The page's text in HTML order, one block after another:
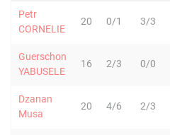
Petr
CORNELIE
20 0/1 3/3
Guerschon
YABUSELE
16 2/3 0/0
Dzanan
Musa
20 4/6 2/3